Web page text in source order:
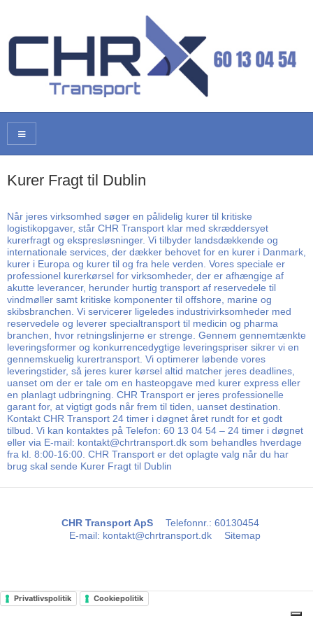
Kurer Fragt til Dublin
Når jeres virksomhed søger en pålidelig kurer til kritiske
logistikopgaver, står CHR Transport klar med skræddersyet
kurerfragt og ekspresløsninger. Vi tilbyder landsdækkende og
internationale services, der dækker behovet for en kurer i Danmark,
kurer i Europa og kurer til og fra hele verden. Vores speciale er
professionel kurerkørsel for virksomheder, der er afhængige af
akutte leverancer, herunder hurtig transport af reservedele til
vindmøller samt kritiske komponenter til offshore, marine og
skibsbranchen. Vi servicerer ligeledes industrivirksomheder med
reservedele og leverer specialtransport til medicin og pharma
branchen, hvor retningslinjerne er strenge. Gennem gennemtænkte
leveringsformer og konkurrencedygtige leveringspriser sikrer vi en
gennemskuelig kurertransport. Vi optimerer løbende vores
leveringstider, så jeres kurer kørsel altid matcher jeres deadlines,
uanset om der er tale om en hasteopgave med kurer express eller
en planlagt udbringning. CHR Transport er jeres professionelle
garant for, at vigtigt gods når frem til tiden, uanset destination.
Kontakt CHR Transport 24 timer i døgnet året rundt for et godt
tilbud. Vi kan kontaktes på Telefon: 60 13 04 54 – 24 timer i døgnet
eller via E-mail: kontakt@chrtransport.dk som behandles hverdage
fra kl. 8:00-16:00. CHR Transport er det oplagte valg når du har
brug skal sende Kurer Fragt til Dublin
CHR Transport ApS Telefonnr.: 60130454
E-mail: kontakt@chrtransport.dk Sitemap
Privatlivspolitik Cookiepolitik